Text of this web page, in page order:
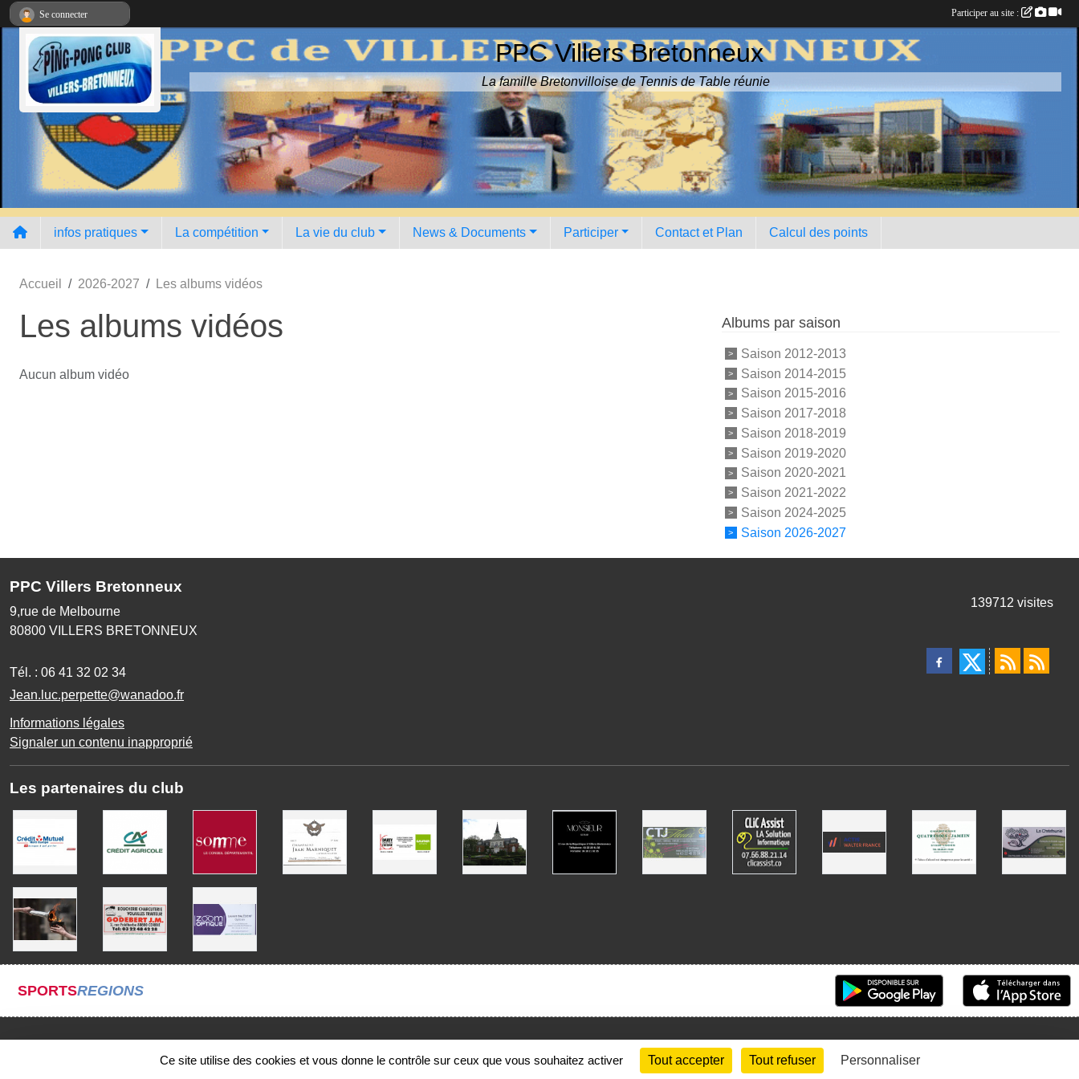
PPC Villers Bretonneux
La famille Bretonvilloise de Tennis de Table réunie
infos pratiques La compétition La vie du club News & Documents Participer Contact et Plan Calcul des points
Accueil 2026-2027 Les albums vidéos
Les albums vidéos
Aucun album vidéo
Albums par saison
Saison 2012-2013
Saison 2014-2015
Saison 2015-2016
Saison 2017-2018
Saison 2018-2019
Saison 2019-2020
Saison 2020-2021
Saison 2021-2022
Saison 2024-2025
Saison 2026-2027
PPC Villers Bretonneux
9,rue de Melbourne
80800 VILLERS BRETONNEUX
Tél. : 06 41 32 02 34
Jean.luc.perpette@wanadoo.fr
Informations légales
Signaler un contenu inapproprié
139712 visites
Les partenaires du club
SPORTSREGIONS
Gestion des cookies
Se connecter Participer au site :
Panneau de gestion des cookies
Ce site utilise des cookies et vous donne le contrôle sur ceux que vous souhaitez activer Tout accepter Tout refuser Personnaliser